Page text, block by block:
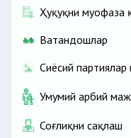
Ҳуқуқни муҳофаза
Ватандошлар
Сиёсий партиялар
Умумий ҳарбий
Соғлиқни сақлаш